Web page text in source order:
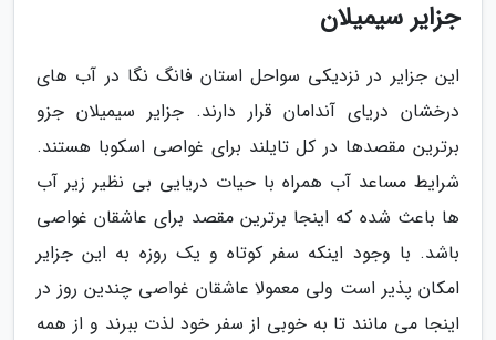
جزایر سیمیلان
این جزایر در نزدیکی سواحل استان فانگ نگا در آب های
درخشان دریای آندامان قرار دارند. جزایر سیمیلان جزو
برترین مقصدها در کل تایلند برای غواصی اسکوبا هستند.
شرایط مساعد آب همراه با حیات دریایی بی نظیر زیر آب
ها باعث شده که اینجا برترین مقصد برای عاشقان غواصی
باشد. با وجود اینکه سفر کوتاه و یک روزه به این جزایر
امکان پذیر است ولی معمولا عاشقان غواصی چندین روز در
اینجا می مانند تا به خوبی از سفر خود لذت ببرند و از همه